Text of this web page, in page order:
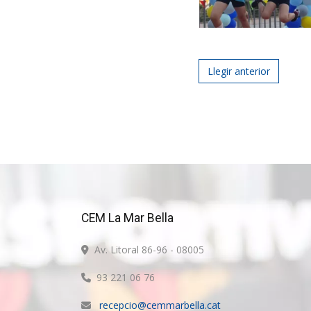
Post
Llegir anterior
CEM La Mar Bella
Av. Litoral 86-96 - 08005
93 221 06 76
recepcio@cemmarbella.cat